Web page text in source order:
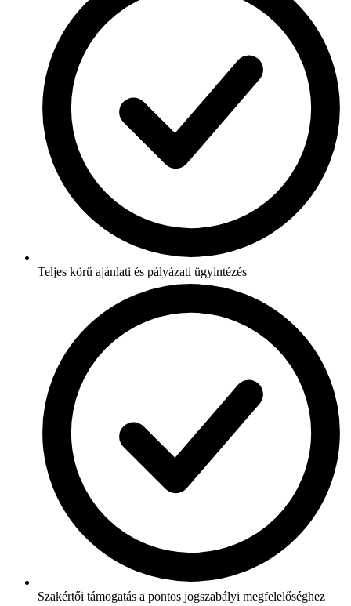
Teljes körű ajánlati és pályázati ügyintézés
Szakértői támogatás a pontos jogszabályi megfelelőséghez